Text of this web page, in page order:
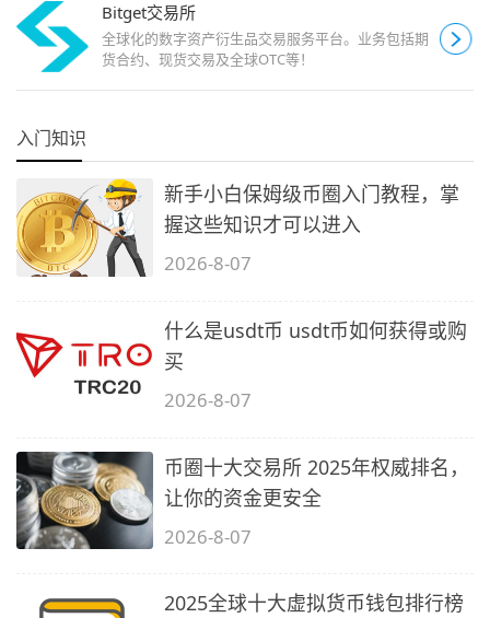
Bitget交易所
全球化的数字资产衍生品交易服务平台。业务包括期
货合约、现货交易及全球OTC等！
入门知识
新手小白保姆级币圈入门教程，掌
握这些知识才可以进入
2026-8-07
什么是usdt币 usdt币如何获得或购
买
2026-8-07
币圈十大交易所 2025年权威排名，
让你的资金更安全
2026-8-07
2025全球十大虚拟货币钱包排行榜